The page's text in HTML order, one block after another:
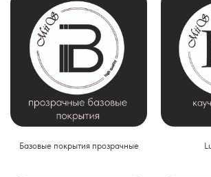
Базовые покрытия прозрачные